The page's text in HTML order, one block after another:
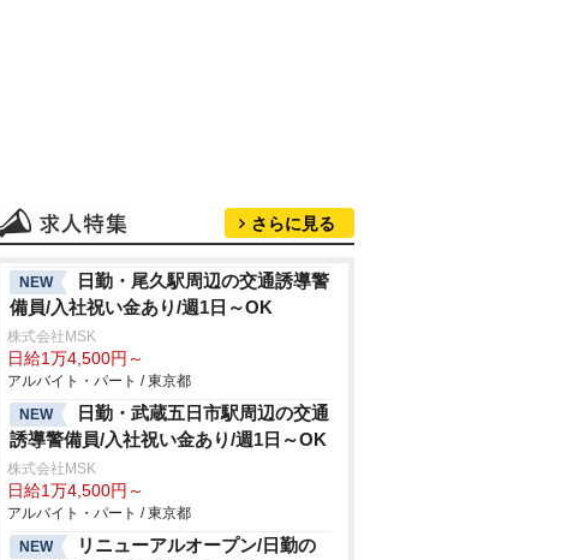
さらに見る
NEW
日勤・尾久駅周辺の交通誘導警
備員/入社祝い金あり/週1日～OK
株式会社MSK
日給1万4,500円～
アルバイト・パート / 東京都
NEW
日勤・武蔵五日市駅周辺の交通
誘導警備員/入社祝い金あり/週1日～OK
株式会社MSK
日給1万4,500円～
アルバイト・パート / 東京都
NEW
リニューアルオープン/日勤の